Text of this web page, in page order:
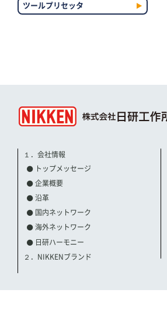
ツールプリセッタ
１．会社情報
トップメッセージ
企業概要
沿革
国内ネットワーク
海外ネットワーク
日研ハーモニー
２．NIKKENブランド